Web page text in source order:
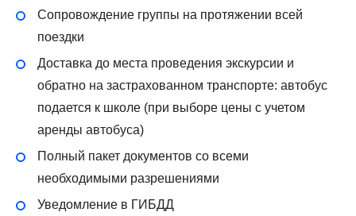
Сопровождение группы на протяжении всей
поездки
Доставка до места проведения экскурсии и
обратно на застрахованном транспорте: автобус
подается к школе (при выборе цены с учетом
аренды автобуса)
Полный пакет документов со всеми
необходимыми разрешениями
Уведомление в ГИБДД